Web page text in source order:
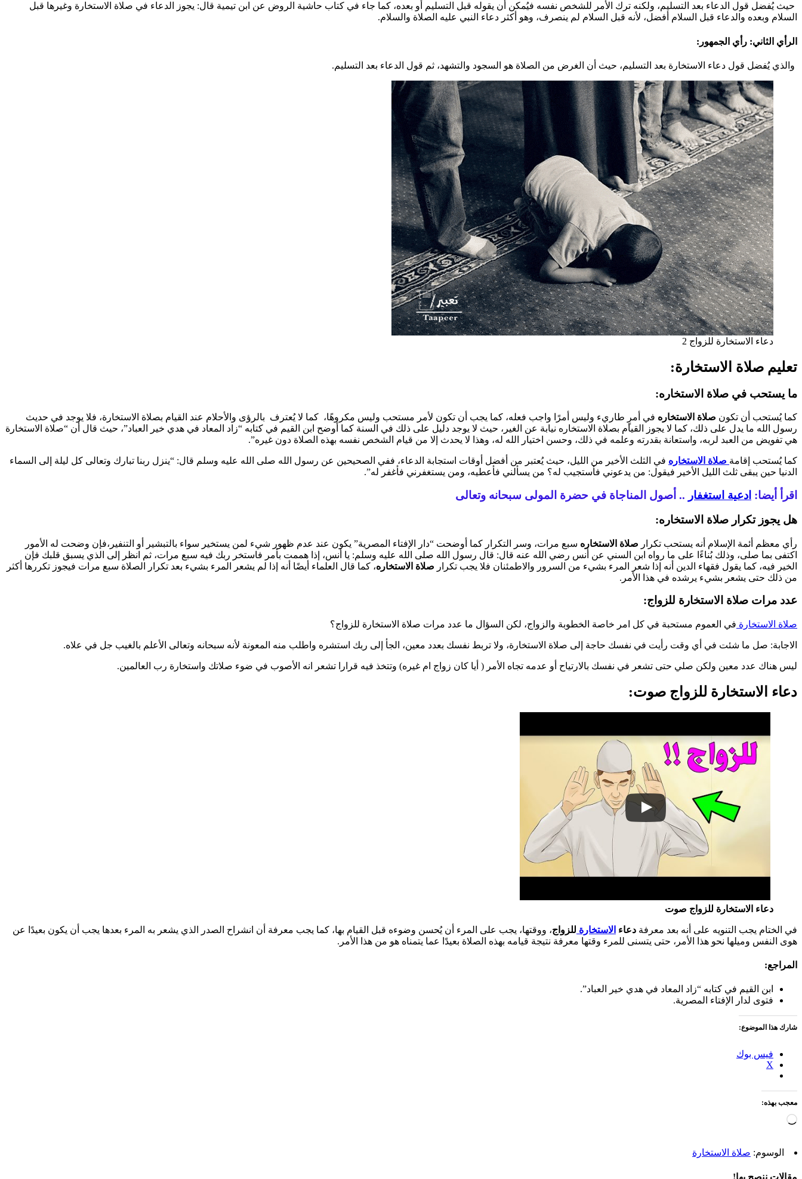
حيث يُفضل قول الدعاء بعد التسليم، ولكنه ترك الأمر للشخص نفسه فيُمكن أن يقوله قبل التسليم أو بعده، كما جاء في كتاب حاشية الروض عن ابن تيمية قال: يجوز الدعاء في صلاة الاستخارة وغيرها قبل
السلام وبعده والدعاء قبل السلام أفضل، لأنه قبل السلام لم ينصرف، وهو أكثر دعاء النبي عليه الصلاة والسلام.
الرأي الثاني: رأي الجمهور:
والذي يُفضل قول دعاء الاستخارة بعد التسليم، حيث أن الغرض من الصلاة هو السجود والتشهد، ثم قول الدعاء بعد التسليم.
دعاء الاستخارة للزواج 2
تعليم صلاة الاستخارة:
ما يستحب في صلاة الاستخاره:
كما يُستحب أن تكون صلاة الاستخاره في أمرٍ طاريء وليس أمرًا واجب فعله، كما يجب أن تكون لأمر مستحب وليس مكروهًا، كما لا يُعترف بالرؤى والأحلام عند القيام بصلاة الاستخارة، فلا يوجد في حديث
رسول الله ما يدل على ذلك، كما لا يجوز القيام بصلاة الاستخاره نيابة عن الغير، حيث لا يوجد دليل على ذلك في السنة كما أوضح ابن القيم في كتابه “زاد المعاد في هدي خير العباد”، حيث قال أن “صلاة الاستخارة
هي تفويض من العبد لربه، واستعانة بقدرته وعلمه في ذلك، وحسن اختيار الله له، وهذا لا يحدث إلا من قيام الشخص نفسه بهذه الصلاة دون غيره”.
كما يُستحب إقامة صلاة الاستخاره في الثلث الأخير من الليل، حيث يُعتبر من أفضل أوقات استجابة الدعاء، ففي الصحيحين عن رسول الله صلى الله عليه وسلم قال: “ينزل ربنا تبارك وتعالى كل ليلة إلى السماء
الدنيا حين يبقى ثلث الليل الأخير فيقول: من يدعوني فأستجيب له؟ من يسألني فأعطيه، ومن يستغفرني فأغفر له”.
اقرأ أيضا: ادعية استغفار .. أصول المناجاة في حضرة المولى سبحانه وتعالى
هل يجوز تكرار صلاة الاستخاره:
رأي معظم أئمة الإسلام أنه يستحب تكرار صلاة الاستخاره سبع مرات، وسر التكرار كما أوضحت “دار الإفتاء المصرية” يكون عند عدم ظهور شيء لمن يستخير سواء بالتبشير أو التنفير،فإن وضحت له الأمور
اكتفى بما صلى، وذلك بُناءًا على ما رواه ابن السني عن أنس رضي الله عنه قال: قال رسول الله صلى الله عليه وسلم: يا أنس، إذا هممت بأمر فاستخر ربك فيه سبع مرات، ثم انظر إلى الذي يسبق قلبك فإن
الخير فيه، كما يقول فقهاء الدين أنه إذا شعر المرء بشيء من السرور والاطمئنان فلا يجب تكرار صلاة الاستخاره، كما قال العلماء أيضًا أنه إذا لم يشعر المرء بشيء بعد تكرار الصلاة سبع مرات فيجوز تكررها أكثر
من ذلك حتى يشعر بشيء يرشده في هذا الأمر.
عدد مرات صلاة الاستخارة للزواج:
صلاة الاستخارة في العموم مستحبة في كل امر خاصة الخطوبة والزواج، لكن السؤال ما عدد مرات صلاة الاستخارة للزواج؟
الاجابة: صل ما شئت في أي وقت رأيت في نفسك حاجة إلى صلاة الاستخارة، ولا تربط نفسك بعدد معين، الجأ إلى ربك استشره واطلب منه المعونة لأنه سبحانه وتعالى الأعلم بالغيب جل في علاه.
ليس هناك عدد معين ولكن صلي حتى تشعر في نفسك بالارتياح أو عدمه تجاه الأمر ( أيا كان زواج ام غيره) وتتخذ فيه قرارا تشعر انه الأصوب في ضوء صلاتك واستخارة رب العالمين.
دعاء الاستخارة للزواج صوت:
دعاء الاستخارة للزواج صوت
في الختام يجب التنويه على أنه بعد معرفة دعاء الاستخارة للزواج، ووقتها، يجب على المرء أن يُحسن وضوءه قبل القيام بها، كما يجب معرفة أن انشراح الصدر الذي يشعر به المرء بعدها يجب أن يكون بعيدًا عن
هوى النفس وميلها نحو هذا الأمر، حتى يتسنى للمرء وقتها معرفة نتيجة قيامه بهذه الصلاة بعيدًا عما يتمناه هو من هذا الأمر.
المراجع:
ابن القيم في كتابه “زاد المعاد في هدي خير العباد”.
فتوى لدار الإفتاء المصرية.
شارك هذا الموضوع:
فيس بوك
X
معجب بهذه:
جاري
الوسوم: صلاة الاستخارة
مقالات ننصح بها!